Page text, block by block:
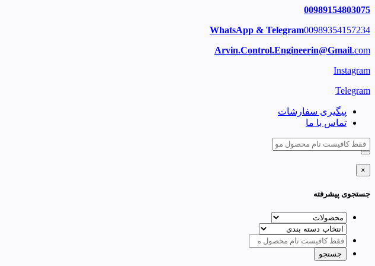
00989154803075
WhatsApp & Telegram00989354157234
Arvin.Control.Engineerin@Gmail.com
Instagram
Telegram
پیگیری سفارشات
تماس با ما
×
جستجوی پیشرفته